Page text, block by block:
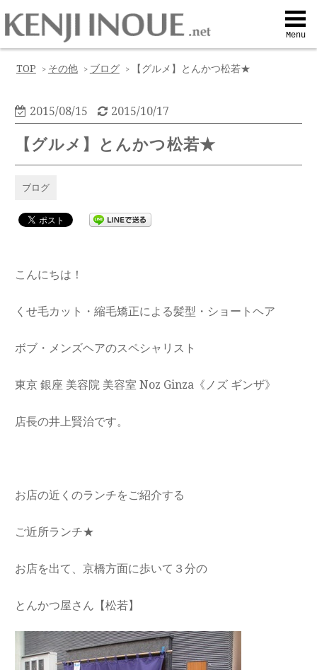
Menu
Q&A
Profile
Menu
TOP > その他 > ブログ > 【グルメ】とんかつ松若★
2015/08/15 2015/10/17
【グルメ】とんかつ松若★
ブログ
こんにちは！
くせ毛カット・縮毛矯正による髪型・ショートヘア
ボブ・メンズヘアのスペシャリスト
東京 銀座 美容院 美容室 Noz Ginza《ノズ ギンザ》
店長の井上賢治です。
お店の近くのランチをご紹介する
ご近所ランチ★
お店を出て、京橋方面に歩いて３分の
とんかつ屋さん【松若】